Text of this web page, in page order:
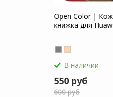
Open Color |
книжка для
В наличии
550 руб
600 руб